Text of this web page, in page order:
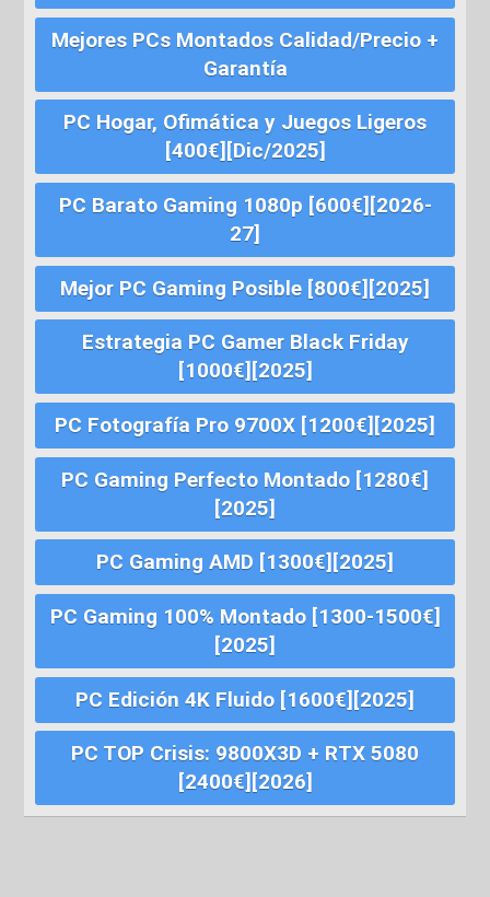
Mejores PCs Montados Calidad/Precio +
Garantía
PC Hogar, Ofimática y Juegos Ligeros
[400€][Dic/2025]
PC Barato Gaming 1080p [600€][2026-
27]
Mejor PC Gaming Posible [800€][2025]
Estrategia PC Gamer Black Friday
[1000€][2025]
PC Fotografía Pro 9700X [1200€][2025]
PC Gaming Perfecto Montado [1280€]
[2025]
PC Gaming AMD [1300€][2025]
PC Gaming 100% Montado [1300-1500€]
[2025]
PC Edición 4K Fluido [1600€][2025]
PC TOP Crisis: 9800X3D + RTX 5080
[2400€][2026]